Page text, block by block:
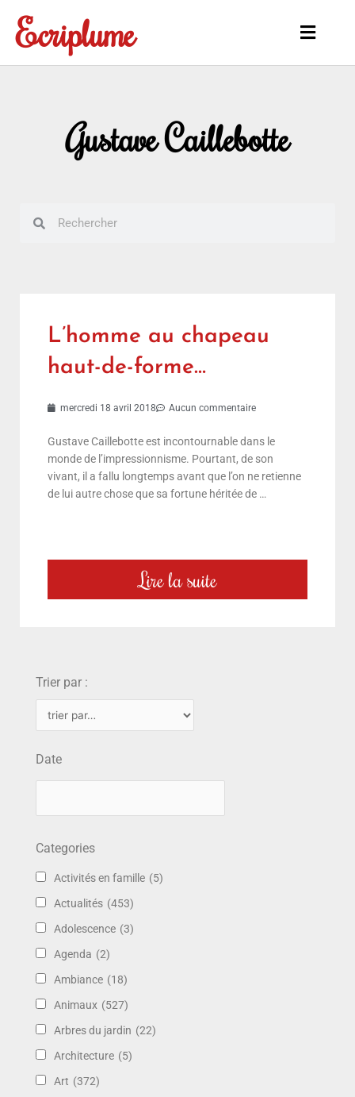
contenu
Ecriplume
Main
Gustave Caillebotte
L’homme au chapeau
haut-de-forme…
mercredi 18 avril 2018 Aucun commentaire
Gustave Caillebotte est incontournable dans le
monde de l’impressionnisme. Pourtant, de son
vivant, il a fallu longtemps avant que l’on ne retienne
de lui autre chose que sa fortune héritée de …
Lire la suite
Trier par :
Date
Categories
Activités en famille (5)
Actualités (453)
Adolescence (3)
Agenda (2)
Ambiance (18)
Animaux (527)
Arbres du jardin (22)
Architecture (5)
Art (372)